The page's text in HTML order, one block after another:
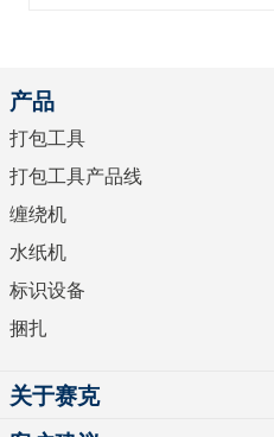
产品
打包工具
打包工具产品线
缠绕机
水纸机
标识设备
捆扎
关于赛克